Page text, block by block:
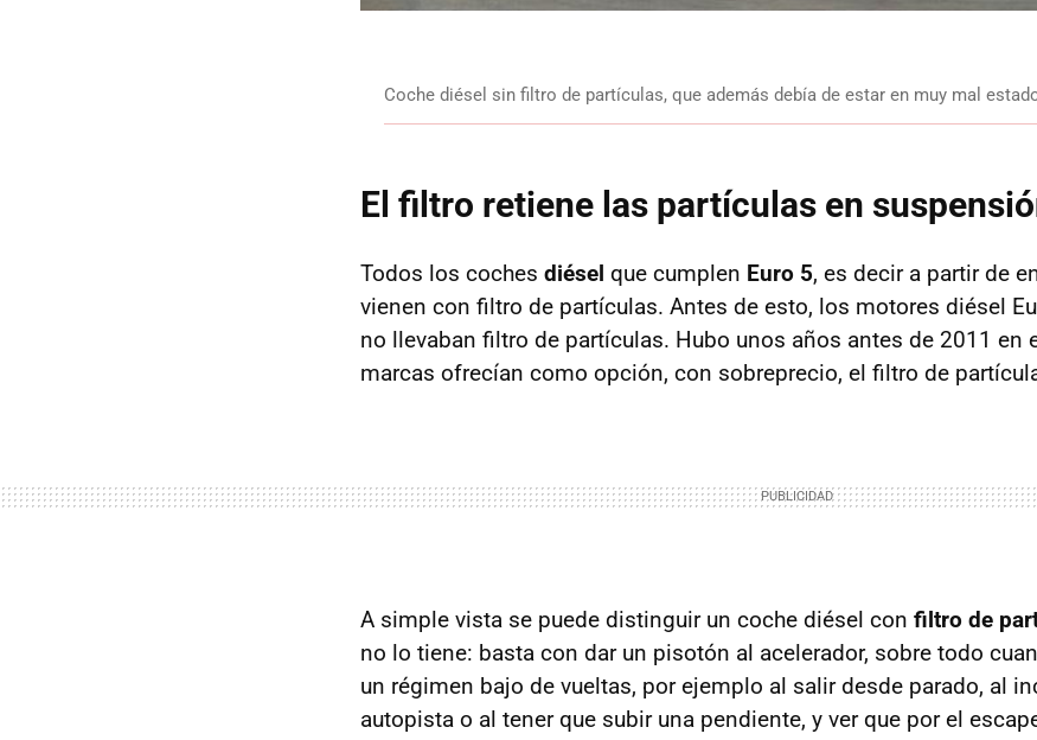
Coche diésel sin filtro de partículas, que además debía de estar en muy mal
El filtro retiene las partículas en
Todos los coches diésel que cumplen Euro 5, es decir a partir de
vienen con filtro de partículas. Antes de esto, los motores diésel
no llevaban filtro de partículas. Hubo unos años antes de 2011 en
marcas ofrecían como opción, con sobreprecio, el filtro de
A simple vista se puede distinguir un coche diésel con filtro de
no lo tiene: basta con dar un pisotón al acelerador, sobre todo
un régimen bajo de vueltas, por ejemplo al salir desde parado, al
autopista o al tener que subir una pendiente, y ver que por el